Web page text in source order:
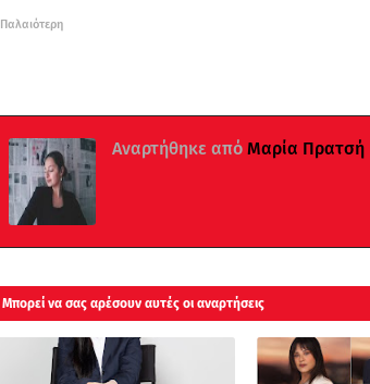
Παλαιότερη
Αναρτήθηκε από Μαρία Πρατσή
Μπορεί να σας αρέσουν αυτές οι αναρτήσεις